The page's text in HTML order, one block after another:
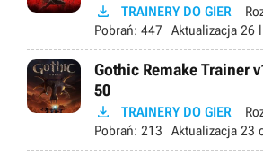
 TRAINERY DO GIER
Pobrań: 447 Aktualizacja 26
Gothic Remake Trainer
50
 TRAINERY DO GIER
Pobrań: 213 Aktualizacja 23